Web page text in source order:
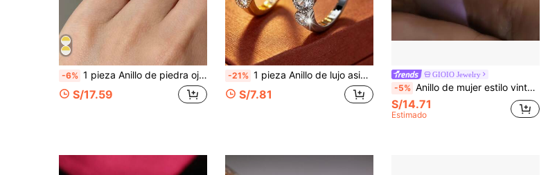
-6% 1 pieza Anillo de piedra ojo de caballo chapado en cobre y oro de 14K, diseño de banda espiral de estilo de lujo INS, anillo versátil de alta gama para mujer, joyería de calidad
S/17.59
-21% 1 pieza Anillo de lujo asimétrico redondo con cuentas, diseño de arreglo continuo, anillo elegante, joyería versátil para mujeres, adecuado para oficina y fiesta
S/7.81
GIOIO Jewelry
-5% Anillo de mujer estilo vintage francés minimalista chapado en oro de 18K con circonita, joyería bohemia
S/14.71
Estimado